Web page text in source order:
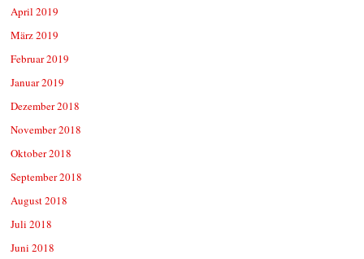
April 2019
März 2019
Februar 2019
Januar 2019
Dezember 2018
November 2018
Oktober 2018
September 2018
August 2018
Juli 2018
Juni 2018